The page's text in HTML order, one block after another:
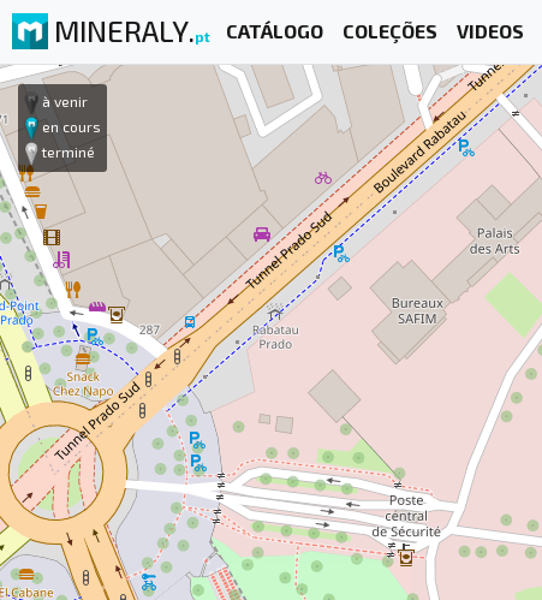
MINERALY.pt CATÁLOGO COLEÇÕES VIDEOS
à venir
en cours
terminé